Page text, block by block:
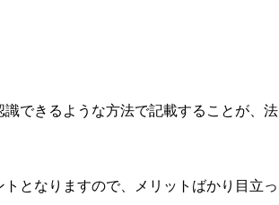
できるような方法で記載することが、法
となりますので、メリットばかり目立っ